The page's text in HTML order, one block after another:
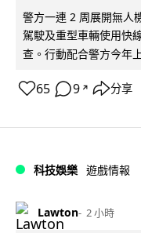
警方一連 2 周展開無人
駕駛及重型車輛使用快
查。行動配合警方今年
65 9 ↗ 分享
科技娛樂 遊戲情報
Lawton 2 小時